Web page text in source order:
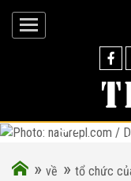
TỔ
TÔI
NHÂN VIÊN,
CHÚNG TÔI
Photo:
» về » tổ chức